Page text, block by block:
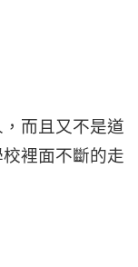
而且又不是道
裡面不斷的走